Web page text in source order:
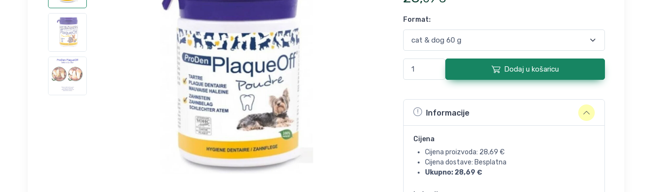
Format:
Dodaj u košaricu
Informacije
Cijena
Cijena proizvoda: 28,69 €
Cijena dostave: Besplatna
Ukupno: 28,69 €